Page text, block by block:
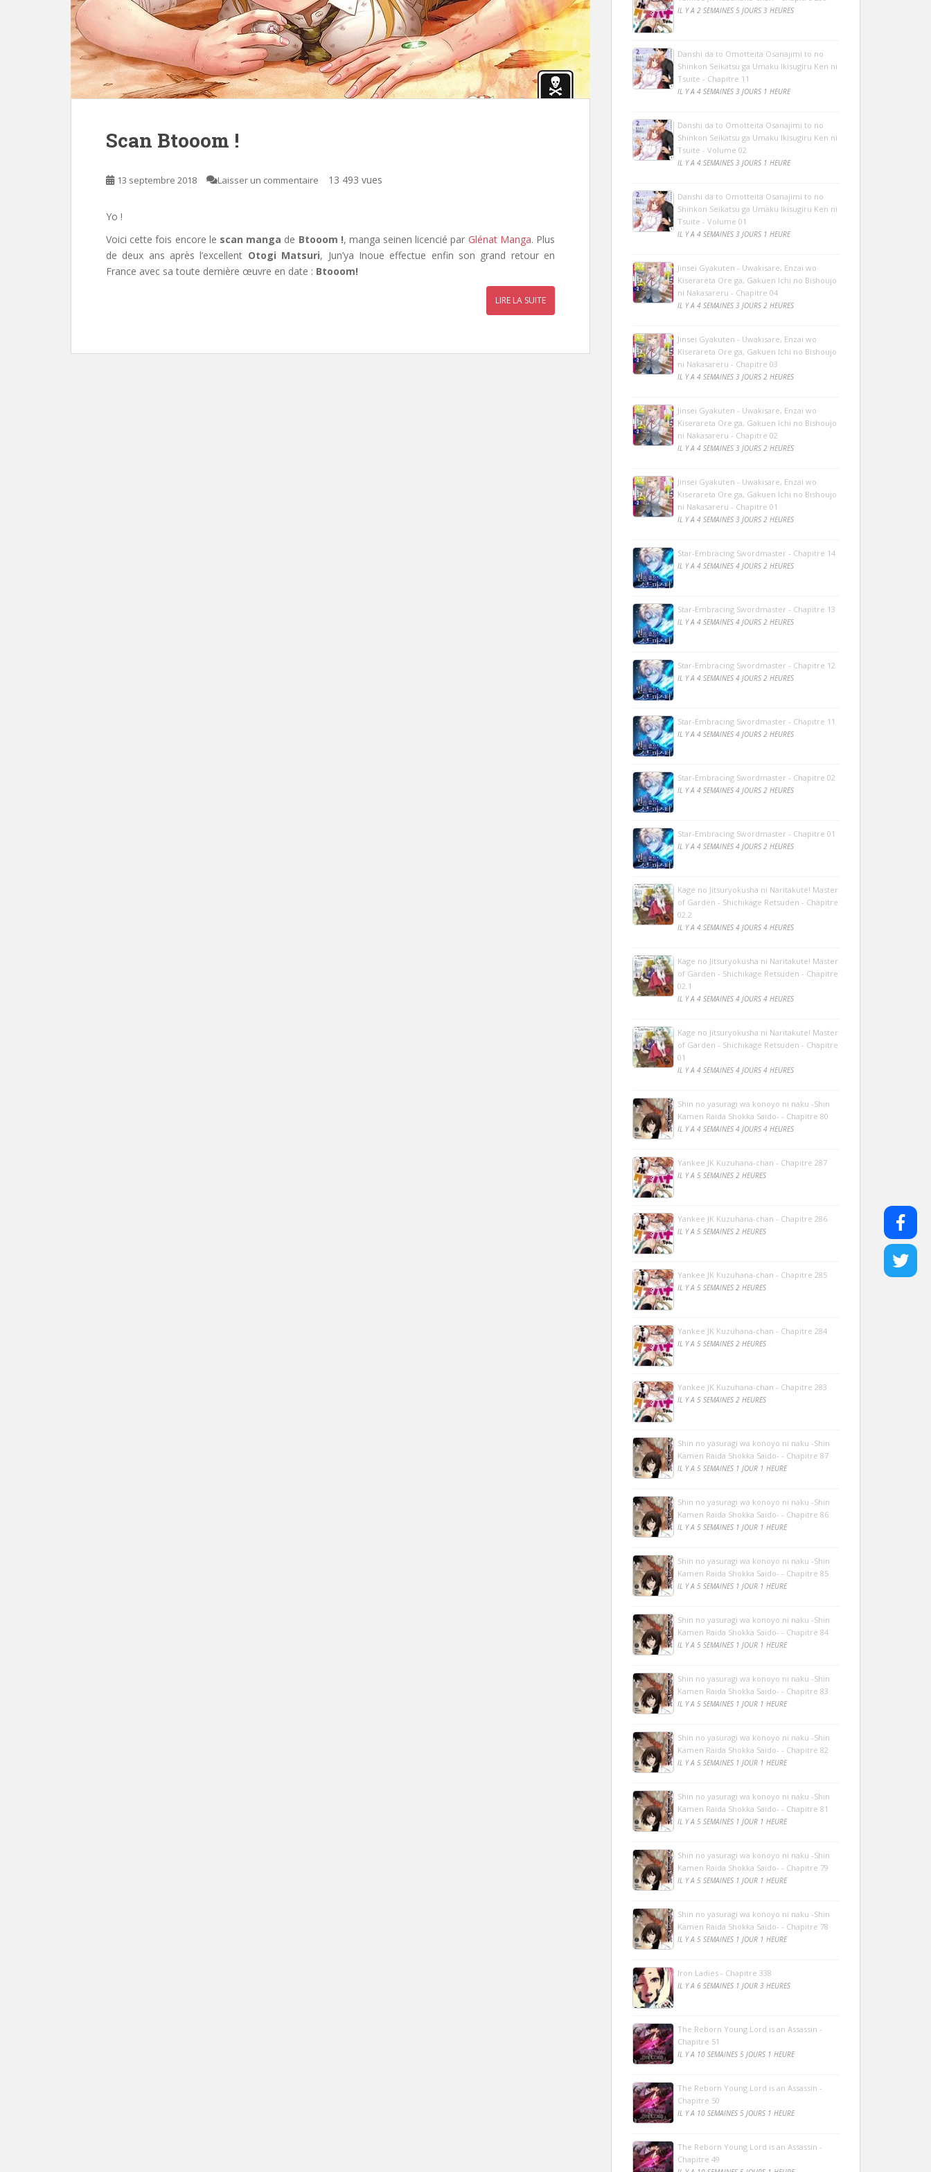
Scan Btooom !
13 septembre 2018 Laisser un commentaire 13 493 vues
Yo !
Voici cette fois encore le scan manga de Btooom !, manga seinen licencié par Glénat Manga. Plus
de deux ans après l’excellent Otogi Matsuri, Jun’ya Inoue effectue enfin son grand retour en
France avec sa toute dernière œuvre en date : Btooom!
LIRE LA SUITE
IL Y A 2 SEMAINES 5 JOURS 3 HEURES
Danshi da to Omotteita Osanajimi to no
Shinkon Seikatsu ga Umaku Ikisugiru Ken ni
Tsuite - Chapitre 11
IL Y A 4 SEMAINES 3 JOURS 1 HEURE
Danshi da to Omotteita Osanajimi to no
Shinkon Seikatsu ga Umaku Ikisugiru Ken ni
Tsuite - Volume 02
IL Y A 4 SEMAINES 3 JOURS 1 HEURE
Danshi da to Omotteita Osanajimi to no
Shinkon Seikatsu ga Umaku Ikisugiru Ken ni
Tsuite - Volume 01
IL Y A 4 SEMAINES 3 JOURS 1 HEURE
Jinsei Gyakuten - Uwakisare, Enzai wo
Kiserareta Ore ga, Gakuen Ichi no Bishoujo
ni Nakasareru - Chapitre 04
IL Y A 4 SEMAINES 3 JOURS 2 HEURES
Jinsei Gyakuten - Uwakisare, Enzai wo
Kiserareta Ore ga, Gakuen Ichi no Bishoujo
ni Nakasareru - Chapitre 03
IL Y A 4 SEMAINES 3 JOURS 2 HEURES
Jinsei Gyakuten - Uwakisare, Enzai wo
Kiserareta Ore ga, Gakuen Ichi no Bishoujo
ni Nakasareru - Chapitre 02
IL Y A 4 SEMAINES 3 JOURS 2 HEURES
Jinsei Gyakuten - Uwakisare, Enzai wo
Kiserareta Ore ga, Gakuen Ichi no Bishoujo
ni Nakasareru - Chapitre 01
IL Y A 4 SEMAINES 3 JOURS 2 HEURES
Star-Embracing Swordmaster - Chapitre 14
IL Y A 4 SEMAINES 4 JOURS 2 HEURES
Star-Embracing Swordmaster - Chapitre 13
IL Y A 4 SEMAINES 4 JOURS 2 HEURES
Star-Embracing Swordmaster - Chapitre 12
IL Y A 4 SEMAINES 4 JOURS 2 HEURES
Star-Embracing Swordmaster - Chapitre 11
IL Y A 4 SEMAINES 4 JOURS 2 HEURES
Star-Embracing Swordmaster - Chapitre 02
IL Y A 4 SEMAINES 4 JOURS 2 HEURES
Star-Embracing Swordmaster - Chapitre 01
IL Y A 4 SEMAINES 4 JOURS 2 HEURES
Kage no Jitsuryokusha ni Naritakute! Master
of Garden - Shichikage Retsuden - Chapitre
02.2
IL Y A 4 SEMAINES 4 JOURS 4 HEURES
Kage no Jitsuryokusha ni Naritakute! Master
of Garden - Shichikage Retsuden - Chapitre
02.1
IL Y A 4 SEMAINES 4 JOURS 4 HEURES
Kage no Jitsuryokusha ni Naritakute! Master
of Garden - Shichikage Retsuden - Chapitre
01
IL Y A 4 SEMAINES 4 JOURS 4 HEURES
Shin no yasuragi wa konoyo ni naku -Shin
Kamen Raida Shokka Saido- - Chapitre 80
IL Y A 4 SEMAINES 4 JOURS 4 HEURES
Yankee JK Kuzuhana-chan - Chapitre 287
IL Y A 5 SEMAINES 2 HEURES
Yankee JK Kuzuhana-chan - Chapitre 286
IL Y A 5 SEMAINES 2 HEURES
Yankee JK Kuzuhana-chan - Chapitre 285
IL Y A 5 SEMAINES 2 HEURES
Yankee JK Kuzuhana-chan - Chapitre 284
IL Y A 5 SEMAINES 2 HEURES
Yankee JK Kuzuhana-chan - Chapitre 283
IL Y A 5 SEMAINES 2 HEURES
Shin no yasuragi wa konoyo ni naku -Shin
Kamen Raida Shokka Saido- - Chapitre 87
IL Y A 5 SEMAINES 1 JOUR 1 HEURE
Shin no yasuragi wa konoyo ni naku -Shin
Kamen Raida Shokka Saido- - Chapitre 86
IL Y A 5 SEMAINES 1 JOUR 1 HEURE
Shin no yasuragi wa konoyo ni naku -Shin
Kamen Raida Shokka Saido- - Chapitre 85
IL Y A 5 SEMAINES 1 JOUR 1 HEURE
Shin no yasuragi wa konoyo ni naku -Shin
Kamen Raida Shokka Saido- - Chapitre 84
IL Y A 5 SEMAINES 1 JOUR 1 HEURE
Shin no yasuragi wa konoyo ni naku -Shin
Kamen Raida Shokka Saido- - Chapitre 83
IL Y A 5 SEMAINES 1 JOUR 1 HEURE
Shin no yasuragi wa konoyo ni naku -Shin
Kamen Raida Shokka Saido- - Chapitre 82
IL Y A 5 SEMAINES 1 JOUR 1 HEURE
Shin no yasuragi wa konoyo ni naku -Shin
Kamen Raida Shokka Saido- - Chapitre 81
IL Y A 5 SEMAINES 1 JOUR 1 HEURE
Shin no yasuragi wa konoyo ni naku -Shin
Kamen Raida Shokka Saido- - Chapitre 79
IL Y A 5 SEMAINES 1 JOUR 1 HEURE
Shin no yasuragi wa konoyo ni naku -Shin
Kamen Raida Shokka Saido- - Chapitre 78
IL Y A 5 SEMAINES 1 JOUR 1 HEURE
Iron Ladies - Chapitre 338
IL Y A 6 SEMAINES 1 JOUR 3 HEURES
The Reborn Young Lord is an Assassin -
Chapitre 51
IL Y A 10 SEMAINES 5 JOURS 1 HEURE
The Reborn Young Lord is an Assassin -
Chapitre 50
IL Y A 10 SEMAINES 5 JOURS 1 HEURE
The Reborn Young Lord is an Assassin -
Chapitre 49